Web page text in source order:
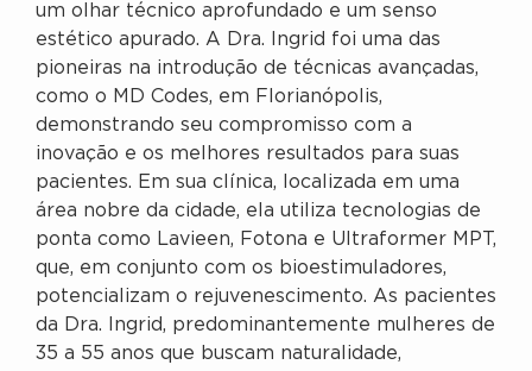
um olhar técnico aprofundado e um senso
estético apurado. A Dra. Ingrid foi uma das
pioneiras na introdução de técnicas avançadas,
como o MD Codes, em Florianópolis,
demonstrando seu compromisso com a
inovação e os melhores resultados para suas
pacientes. Em sua clínica, localizada em uma
área nobre da cidade, ela utiliza tecnologias de
ponta como Lavieen, Fotona e Ultraformer MPT,
que, em conjunto com os bioestimuladores,
potencializam o rejuvenescimento. As pacientes
da Dra. Ingrid, predominantemente mulheres de
35 a 55 anos que buscam naturalidade,